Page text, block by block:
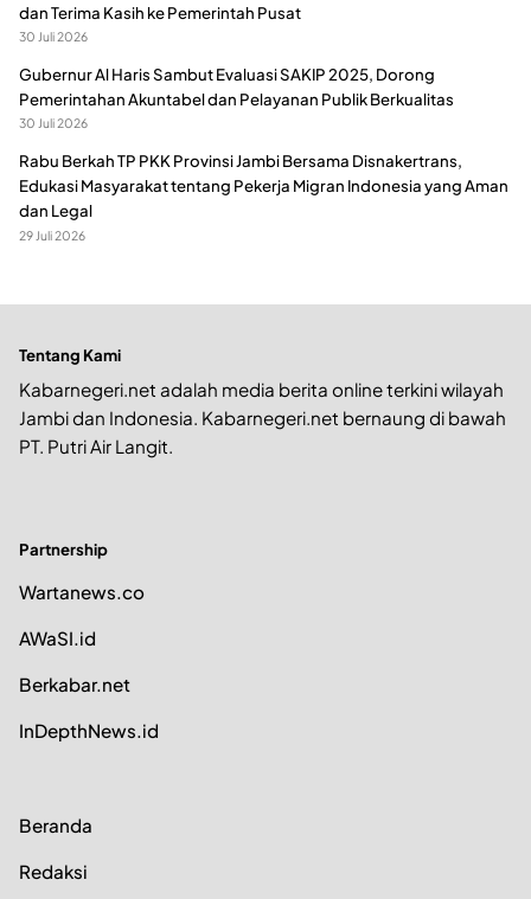
dan Terima Kasih ke Pemerintah Pusat
30 Juli 2026
Gubernur Al Haris Sambut Evaluasi SAKIP 2025, Dorong
Pemerintahan Akuntabel dan Pelayanan Publik Berkualitas
30 Juli 2026
Rabu Berkah TP PKK Provinsi Jambi Bersama Disnakertrans,
Edukasi Masyarakat tentang Pekerja Migran Indonesia yang Aman
dan Legal
29 Juli 2026
Tentang Kami
Kabarnegeri.net adalah media berita online terkini wilayah
Jambi dan Indonesia. Kabarnegeri.net bernaung di bawah
PT. Putri Air Langit.
Partnership
Wartanews.co
AWaSI.id
Berkabar.net
InDepthNews.id
Beranda
Redaksi